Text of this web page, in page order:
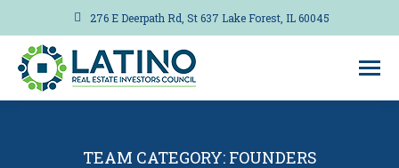
276 E Deerpath Rd, St 637 Lake Forest, IL 60045
TEAM CATEGORY: FOUNDERS